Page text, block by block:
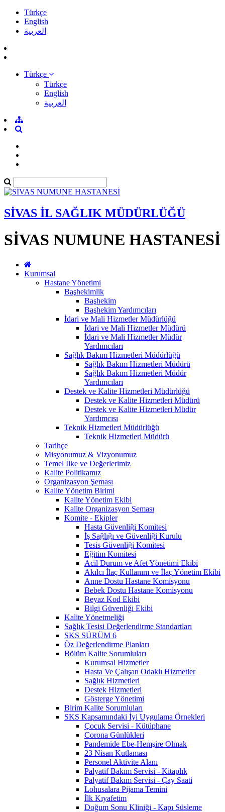
Türkçe
English
العربية
Türkçe
Türkçe
English
العربية
SİVAS İL SAĞLIK MÜDÜRLÜĞÜ
SİVAS NUMUNE HASTANESİ
Kurumsal
Hastane Yönetimi
Başhekimlik
Başhekim
Başhekim Yardımcıları
İdari ve Mali Hizmetler Müdürlüğü
İdari ve Mali Hizmetler Müdürü
İdari ve Mali Hizmetler Müdür
Yardımcıları
Sağlık Bakım Hizmetleri Müdürlüğü
Sağlık Bakım Hizmetleri Müdürü
Sağlık Bakım Hizmetleri Müdür
Yardımcıları
Destek ve Kalite Hizmetleri Müdürlüğü
Destek ve Kalite Hizmetleri Müdürü
Destek ve Kalite Hizmetleri Müdür
Yardımcısı
Teknik Hizmetleri Müdürlüğü
Teknik Hizmetleri Müdürü
Tarihçe
Misyonumuz & Vizyonumuz
Temel İlke ve Değerlerimiz
Kalite Politikamız
Organizasyon Şeması
Kalite Yönetim Birimi
Kalite Yönetim Ekibi
Kalite Organizasyon Şeması
Komite - Ekipler
Hasta Güvenliği Komitesi
İş Sağlığı ve Güvenliği Kurulu
Tesis Güvenliği Komitesi
Eğitim Komitesi
Acil Durum ve Afet Yönetimi Ekibi
Akılcı İlaç Kullanım ve İlaç Yönetim Ekibi
Anne Dostu Hastane Komisyonu
Bebek Dostu Hastane Komisyonu
Beyaz Kod Ekibi
Bilgi Güvenliği Ekibi
Kalite Yönetmeliği
Sağlık Tesisi Değerlendirme Standartları
SKS SÜRÜM 6
Öz Değerlendirme Planları
Bölüm Kalite Sorumluları
Kurumsal Hizmetler
Hasta Ve Çalışan Odaklı Hizmetler
Sağlık Hizmetleri
Destek Hizmetleri
Gösterge Yönetimi
Birim Kalite Sorumluları
SKS Kapsamındaki İyi Uygulama Örnekleri
Çocuk Servisi - Kütüphane
Corona Günlükleri
Pandemide Ebe-Hemşire Olmak
23 Nisan Kutlaması
Personel Aktivite Alanı
Palyatif Bakım Servisi - Kitaplık
Palyatif Bakım Servisi - Çay Saati
Lohusalara Pijama Temini
İlk Kıyafetim
Doğum Sonu Kliniği - Kapı Süsleme